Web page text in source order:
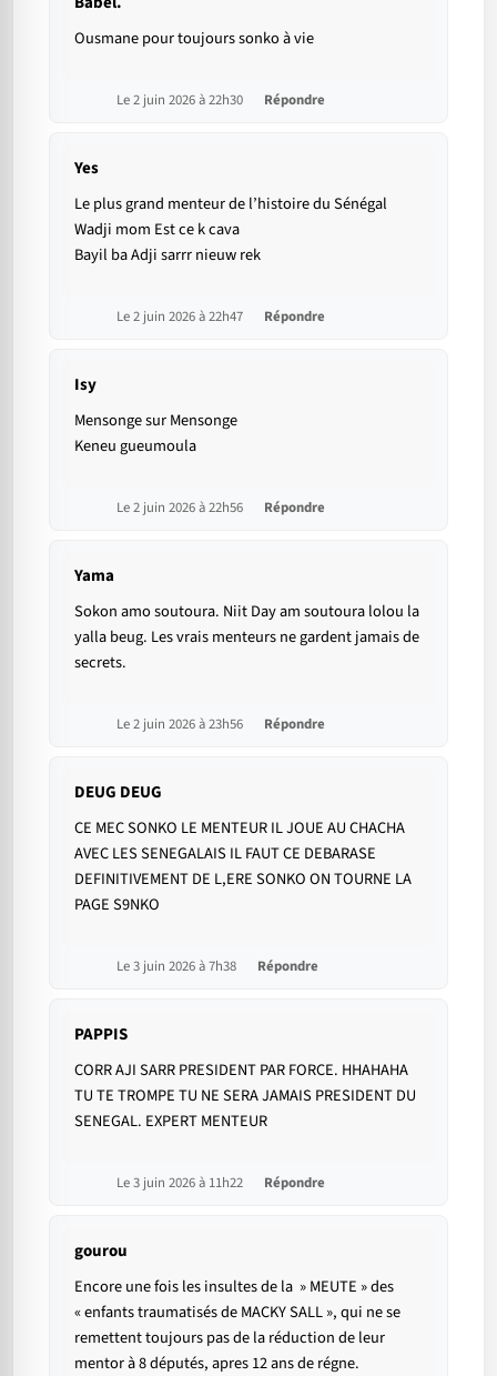
Ousmane pour toujours sonko à vie
Le 2 juin 2026 à 22h30 Répondre
Yes
Le plus grand menteur de l’histoire du Sénégal
Wadji mom Est ce k cava
Bayil ba Adji sarrr nieuw rek
Le 2 juin 2026 à 22h47 Répondre
Isy
Mensonge sur Mensonge
Keneu gueumoula
Le 2 juin 2026 à 22h56 Répondre
Yama
Sokon amo soutoura. Niit Day am soutoura lolou la
yalla beug. Les vrais menteurs ne gardent jamais de
secrets.
Le 2 juin 2026 à 23h56 Répondre
DEUG DEUG
CE MEC SONKO LE MENTEUR IL JOUE AU CHACHA
AVEC LES SENEGALAIS IL FAUT CE DEBARASE
DEFINITIVEMENT DE L,ERE SONKO ON TOURNE LA
PAGE S9NKO
Le 3 juin 2026 à 7h38 Répondre
PAPPIS
CORR AJI SARR PRESIDENT PAR FORCE. HHAHAHA
TU TE TROMPE TU NE SERA JAMAIS PRESIDENT DU
SENEGAL. EXPERT MENTEUR
Le 3 juin 2026 à 11h22 Répondre
gourou
Encore une fois les insultes de la » MEUTE » des
« enfants traumatisés de MACKY SALL », qui ne se
remettent toujours pas de la réduction de leur
mentor à 8 députés, apres 12 ans de régne.